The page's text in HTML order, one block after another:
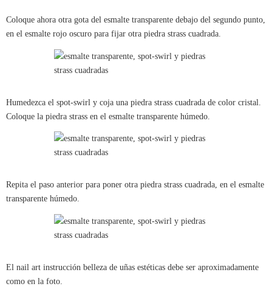
Coloque ahora otra gota del esmalte transparente debajo del segundo punto,
en el esmalte rojo oscuro para fijar otra piedra strass cuadrada.
Humedezca el spot-swirl y coja una piedra strass cuadrada de color cristal.
Coloque la piedra strass en el esmalte transparente húmedo.
Repita el paso anterior para poner otra piedra strass cuadrada, en el esmalte
transparente húmedo.
El nail art instrucción belleza de uñas estéticas debe ser aproximadamente
como en la foto.